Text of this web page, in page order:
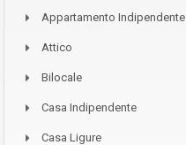
Appartamento Indipendente
Attico
Bilocale
Casa Indipendente
Casa Ligure